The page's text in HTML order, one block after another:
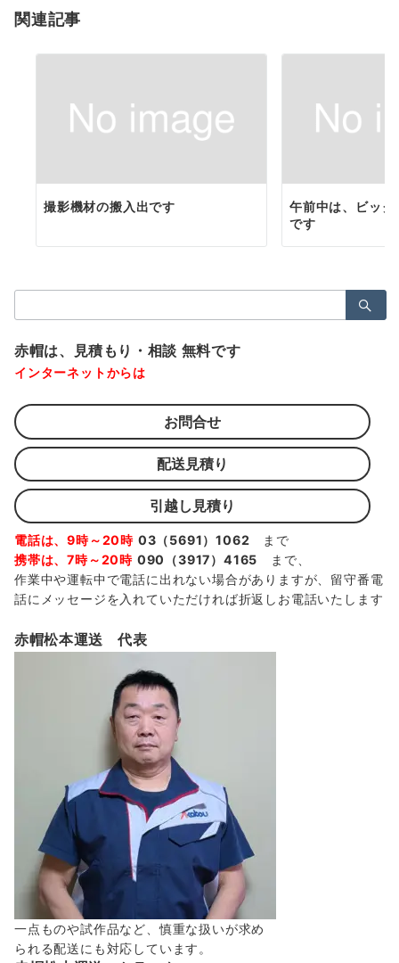
ン
関連記事
撮影機材の搬入出です
午前中は、ビッ
です
索：
赤帽は、見積もり・相談 無料です
インターネットからは
お問合せ
配送見積り
引越し見積り
電話は、9時～20時 03（5691）1062 まで
携帯は、7時～20時 090（3917）4165 まで、
作業中や運転中で電話に出れない場合がありますが、留守番電
話にメッセージを入れていただければ折返しお電話いたします
赤帽松本運送 代表
一点ものや試作品など、慎重な扱いが求め
られる配送にも対応しています。